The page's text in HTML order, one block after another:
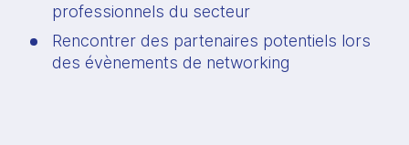
professionnels du secteur
Rencontrer des partenaires potentiels lors
des évènements de networking